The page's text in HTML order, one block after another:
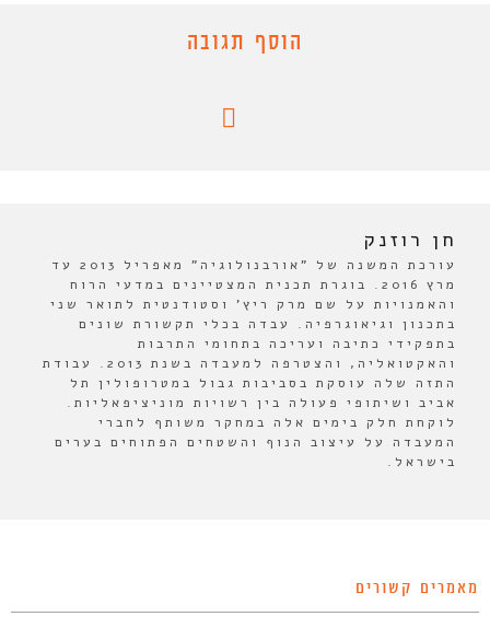
הוסף תגובה
חן רוזנק
עורכת המשנה של "אורבנולוגיה" מאפריל 2013 עד
מרץ 2016. בוגרת תכנית המצטיינים במדעי הרוח
והאמנויות על שם מרק ריץ' וסטודנטית לתואר שני
בתכנון וגיאוגרפיה. עבדה בכלי תקשורת שונים
בתפקידי כתיבה ועריכה בתחומי התרבות
והאקטואליה, והצטרפה למעבדה בשנת 2013. עבודת
התזה שלה עוסקת בסביבות גבול במטרופולין תל
אביב ושיתופי פעולה בין רשויות מוניציפאליות.
לוקחת חלק בימים אלה במחקר משותף לחברי
המעבדה על עיצוב הנוף והשטחים הפתוחים בערים
בישראל.
מאמרים קשורים